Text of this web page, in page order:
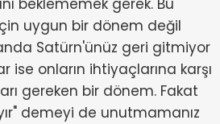
beklememek gerek. Bu
uygun bir dönem değil
Satürn'ünüz geri gitmiyor
ise onların ihtiyaçlarına karşı
gereken bir dönem. Fakat
demeyi de unutmamanız